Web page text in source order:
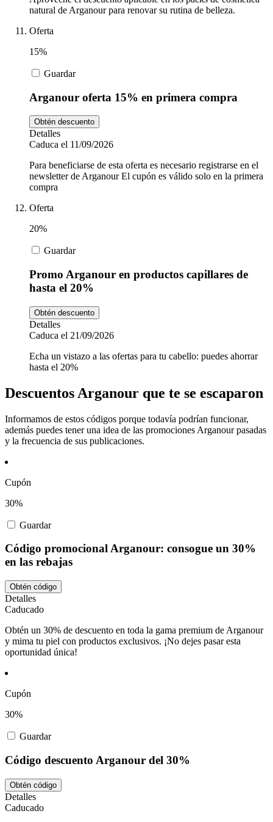
natural de Arganour para renovar su rutina de belleza.
Oferta
15%
Guardar
Arganour oferta 15% en primera compra
Obtén descuento
Detalles
Caduca el 11/09/2026
Para beneficiarse de esta oferta es necesario registrarse en el
newsletter de Arganour El cupón es válido solo en la primera
compra
Oferta
20%
Guardar
Promo Arganour en productos capillares de
hasta el 20%
Obtén descuento
Detalles
Caduca el 21/09/2026
Echa un vistazo a las ofertas para tu cabello: puedes ahorrar
hasta el 20%
Descuentos Arganour que te se escaparon
Informamos de estos códigos porque todavía podrían funcionar,
además puedes tener una idea de las promociones Arganour pasadas
y la frecuencia de sus publicaciones.
Cupón
30%
Guardar
Código promocional Arganour: consogue un 30%
en las rebajas
Obtén código
Detalles
Caducado
Obtén un 30% de descuento en toda la gama premium de Arganour
y mima tu piel con productos exclusivos. ¡No dejes pasar esta
oportunidad única!
Cupón
30%
Guardar
Código descuento Arganour del 30%
Obtén código
Detalles
Caducado